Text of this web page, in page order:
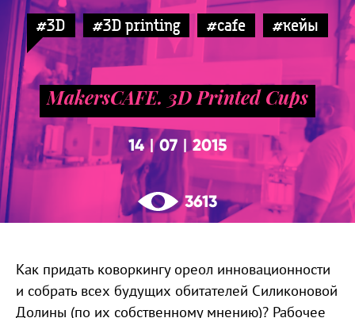
#3D #3D printing #cafe #кейы
MakersCAFE. 3D Printed Cups
14|07 2015
3613
Как придать коворкингу ореол инновационности
и собрать всех будущих обитателей Силиконовой
Долины (по их собственному мнению)? Рабочее